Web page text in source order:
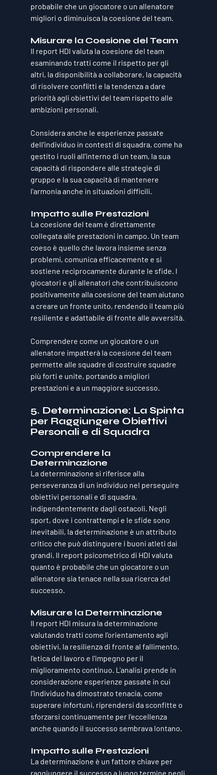
probabile che un giocatore o un allenatore
migliori o diminuisca la coesione del team.
Misurare la Coesione del Team
Il report HDI valuta la coesione del team
esaminando tratti come il rispetto per gli
altri, la disponibilità a collaborare, la capacità
di risolvere conflitti e la tendenza a dare
priorità agli obiettivi del team rispetto alle
ambizioni personali.
Considera anche le esperienze passate
dell'individuo in contesti di squadra, come ha
gestito i ruoli all'interno di un team, la sua
capacità di rispondere alle strategie di
gruppo e la sua capacità di mantenere
l'armonia anche in situazioni difficili.
Impatto sulle Prestazioni
La coesione del team è direttamente
collegata alle prestazioni in campo. Un team
coeso è quello che lavora insieme senza
problemi, comunica efficacemente e si
sostiene reciprocamente durante le sfide. I
giocatori e gli allenatori che contribuiscono
positivamente alla coesione del team aiutano
a creare un fronte unito, rendendo il team più
resiliente e adattabile di fronte alle avversità.
Comprendere come un giocatore o un
allenatore impatterà la coesione del team
permette alle squadre di costruire squadre
più forti e unite, portando a migliori
prestazioni e a un maggiore successo.
5. Determinazione: La Spinta
per Raggiungere Obiettivi
Personali e di Squadra
Comprendere la
Determinazione
La determinazione si riferisce alla
perseveranza di un individuo nel perseguire
obiettivi personali e di squadra,
indipendentemente dagli ostacoli. Negli
sport, dove i contrattempi e le sfide sono
inevitabili, la determinazione è un attributo
critico che può distinguere i buoni atleti dai
grandi. Il report psicometrico di HDI valuta
quanto è probabile che un giocatore o un
allenatore sia tenace nella sua ricerca del
successo.
Misurare la Determinazione
Il report HDI misura la determinazione
valutando tratti come l'orientamento agli
obiettivi, la resilienza di fronte al fallimento,
l'etica del lavoro e l'impegno per il
miglioramento continuo. L'analisi prende in
considerazione esperienze passate in cui
l'individuo ha dimostrato tenacia, come
superare infortuni, riprendersi da sconfitte o
sforzarsi continuamente per l'eccellenza
anche quando il successo sembrava lontano.
Impatto sulle Prestazioni
La determinazione è un fattore chiave per
raggiungere il successo a lungo termine negli